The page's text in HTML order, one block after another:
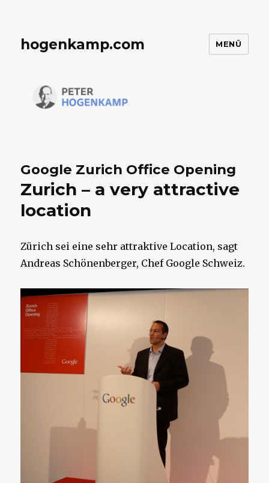
hogenkamp.com MENÜ
Google Zurich Office Opening
Zurich – a very attractive
location
Zürich sei eine sehr attraktive Location, sagt
Andreas Schönenberger, Chef Google Schweiz.